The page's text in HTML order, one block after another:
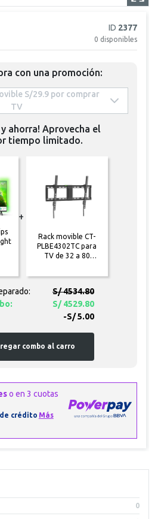
0
ID 2377
0 disponibles
con una promoción:
S/29.9 por comprar
ahorra! Aprovecha el
tiempo limitado.
+
Rack movible CT-
PLBE4302TC para
TV de 32 a 80
S/ 4534.80
S/ 4529.80
-S/ 5.00
combo al carro